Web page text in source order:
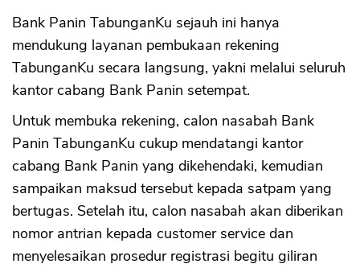
Bank Panin TabunganKu sejauh ini hanya
mendukung layanan pembukaan rekening
TabunganKu secara langsung, yakni melalui seluruh
kantor cabang Bank Panin setempat.
Untuk membuka rekening, calon nasabah Bank
Panin TabunganKu cukup mendatangi kantor
cabang Bank Panin yang dikehendaki, kemudian
sampaikan maksud tersebut kepada satpam yang
bertugas. Setelah itu, calon nasabah akan diberikan
nomor antrian kepada customer service dan
menyelesaikan prosedur registrasi begitu giliran